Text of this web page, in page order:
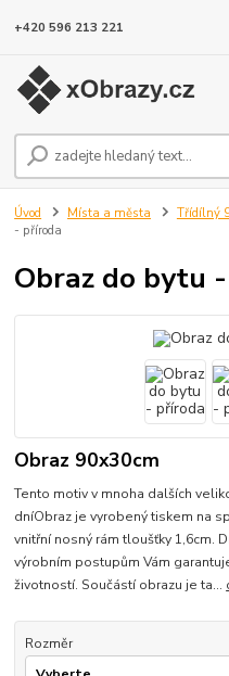
+420 596 213 221
Úvod Místa a města Třídílný
- příroda
Obraz do bytu
Obraz 90x30cm
Tento motiv v mnoha dalších
dníObraz je vyrobený tiskem na
vnitřní nosný rám tloušťky 1,6cm.
výrobním postupům Vám
životností. Součástí obrazu je ta...
Rozměr